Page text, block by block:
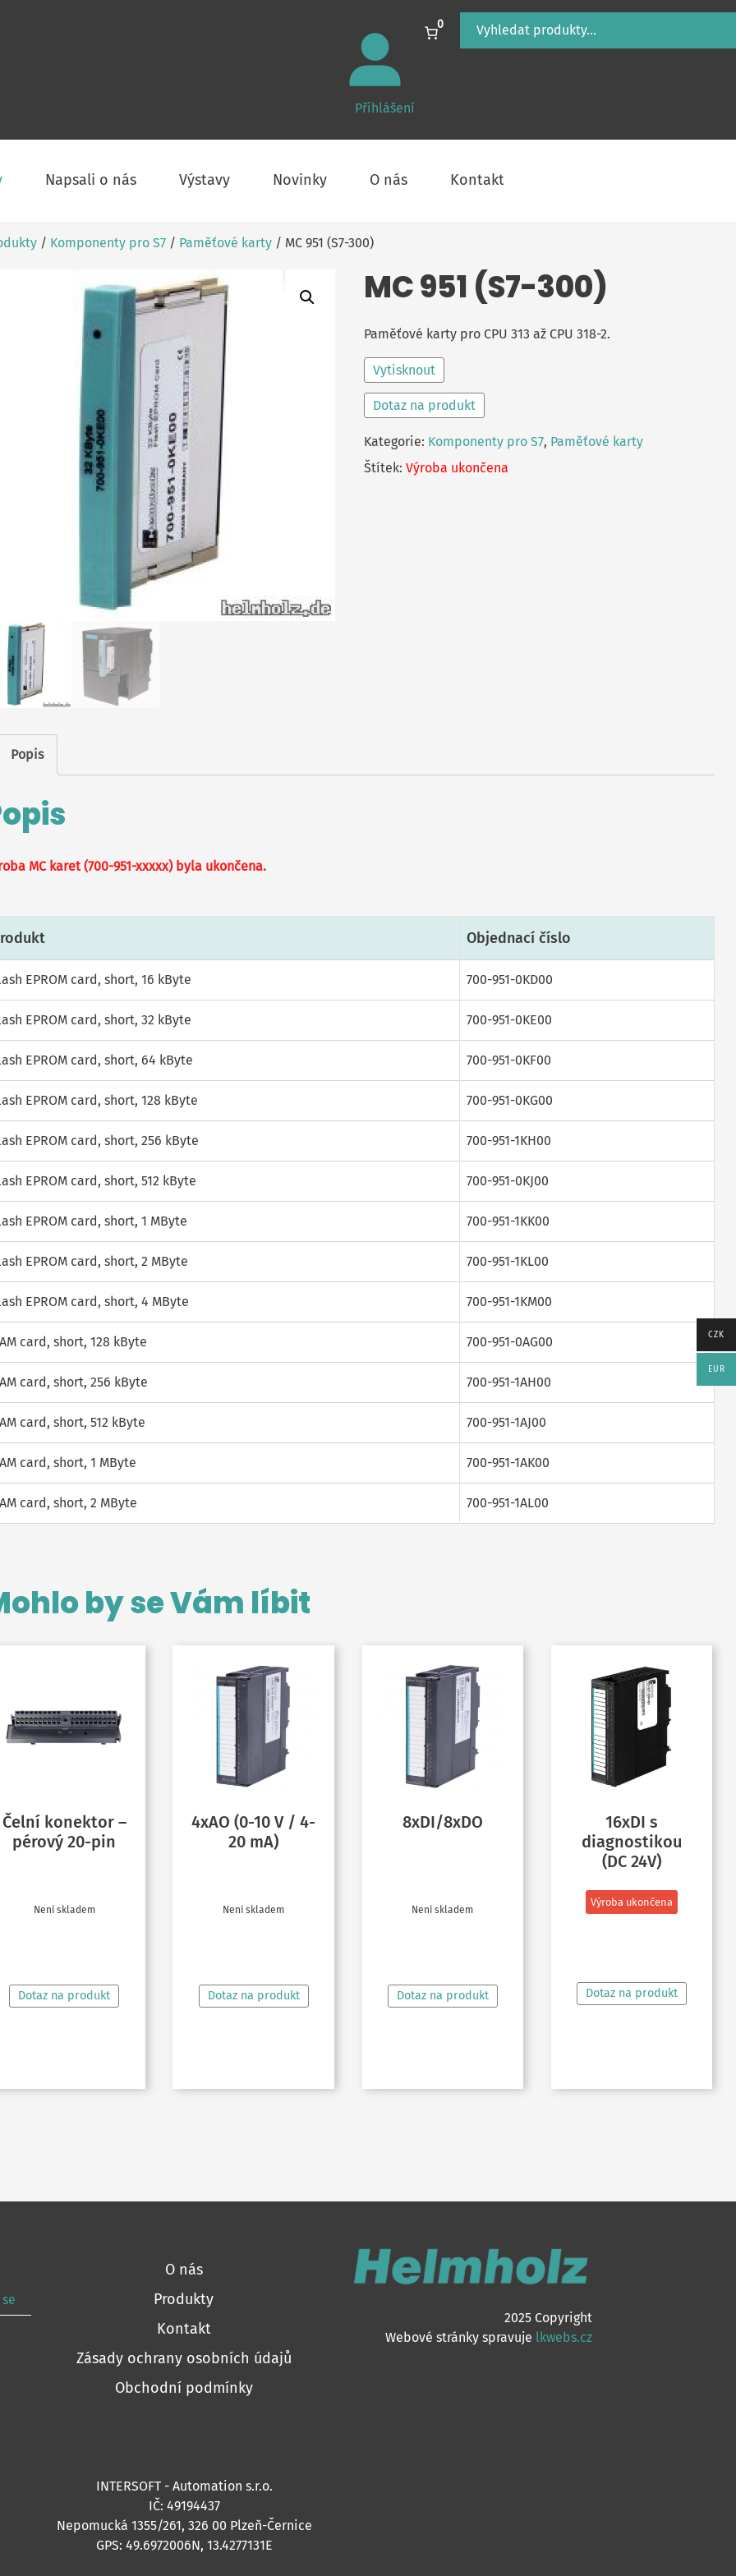
Přihlášení
0 Hledání
Napsali o nás Výstavy Novinky O nás Kontakt
/ Komponenty pro S7 / Paměťové karty / MC 951 (S7-300)
MC 951 (S7-300)
Paměťové karty pro CPU 313 až CPU 318-2.
Vytisknout
Dotaz na produkt
Kategorie: Komponenty pro S7, Paměťové karty
Štítek:Výroba ukončena
Popis
MC karet (700-951-xxxxx) byla ukončena.
Objednací číslo
EPROM card, short, 16 kByte 700-951-0KD00
EPROM card, short, 32 kByte 700-951-0KE00
EPROM card, short, 64 kByte 700-951-0KF00
EPROM card, short, 128 kByte 700-951-0KG00
EPROM card, short, 256 kByte 700-951-1KH00
EPROM card, short, 512 kByte 700-951-0KJ00
EPROM card, short, 1 MByte 700-951-1KK00
EPROM card, short, 2 MByte 700-951-1KL00
EPROM card, short, 4 MByte 700-951-1KM00
card, short, 128 kByte 700-951-0AG00
card, short, 256 kByte 700-951-1AH00
card, short, 512 kByte 700-951-1AJ00
card, short, 1 MByte 700-951-1AK00
card, short, 2 MByte 700-951-1AL00
by se Vám líbit
Čelní konektor –
pérový 20-pin
Není skladem
Dotaz na produkt
4xAO (0-10 V / 4-
20 mA)
Není skladem
Dotaz na produkt
8xDI/8xDO
Není skladem
Dotaz na produkt
16xDI s
diagnostikou
(DC 24V)
Výroba ukončena
Dotaz na produkt
O nás
Produkty
Kontakt
Zásady ochrany osobních údajů
Obchodní podmínky
2025 Copyright
Webové stránky spravuje lkwebs.cz
INTERSOFT - Automation s.r.o.
IČ: 49194437
Nepomucká 1355/261, 326 00 Plzeň-Černice
GPS: 49.6972006N, 13.4277131E
CZK
EUR